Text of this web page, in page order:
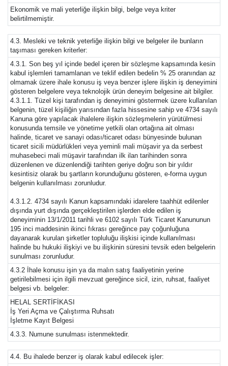
Ekonomik ve mali yeterliğe ilişkin bilgi, belge veya kriter
belirtilmemiştir.
4.3. Mesleki ve teknik yeterliğe ilişkin bilgi ve belgeler ile bunların
taşıması gereken kriterler:
4.3.1. Son beş yıl içinde bedel içeren bir sözleşme kapsamında kesin
kabul işlemleri tamamlanan ve teklif edilen bedelin % 25 oranından az
olmamak üzere ihale konusu iş veya benzer işlere ilişkin iş deneyimini
gösteren belgelere veya teknolojik ürün deneyim belgesine ait bilgiler.
4.3.1.1. Tüzel kişi tarafından iş deneyimini göstermek üzere kullanılan
belgenin, tüzel kişiliğin yarısından fazla hissesine sahip ve 4734 sayılı
Kanuna göre yapılacak ihalelere ilişkin sözleşmelerin yürütülmesi
konusunda temsile ve yönetime yetkili olan ortağına ait olması
halinde, ticaret ve sanayi odası/ticaret odası bünyesinde bulunan
ticaret sicili müdürlükleri veya yeminli mali müşavir ya da serbest
muhasebeci mali müşavir tarafından ilk ilan tarihinden sonra
düzenlenen ve düzenlendiği tarihten geriye doğru son bir yıldır
kesintisiz olarak bu şartların korunduğunu gösteren, e-forma uygun
belgenin kullanılması zorunludur.
4.3.1.2. 4734 sayılı Kanun kapsamındaki idarelere taahhüt edilenler
dışında yurt dışında gerçekleştirilen işlerden elde edilen iş
deneyiminin 13/1/2011 tarihli ve 6102 sayılı Türk Ticaret Kanununun
195 inci maddesinin ikinci fıkrası gereğince pay çoğunluğuna
dayanarak kurulan şirketler topluluğu ilişkisi içinde kullanılması
halinde bu hukuki ilişkiyi ve bu ilişkinin süresini tevsik eden belgelerin
sunulması zorunludur.
4.3.2 İhale konusu işin ya da malın satış faaliyetinin yerine
getirilebilmesi için ilgili mevzuat gereğince sicil, izin, ruhsat, faaliyet
belgesi vb. belgeler:
HELAL SERTİFİKASI
İş Yeri Açma ve Çalıştırma Ruhsatı
İşletme Kayıt Belgesi
4.3.3. Numune sunulması istenmektedir.
4.4. Bu ihalede benzer iş olarak kabul edilecek işler: